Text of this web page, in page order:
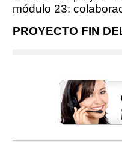
módulo 23:
PROYECTO FIN